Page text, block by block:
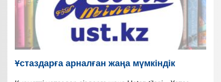
Ұстаздарға арналған жаңа мүмкіндік